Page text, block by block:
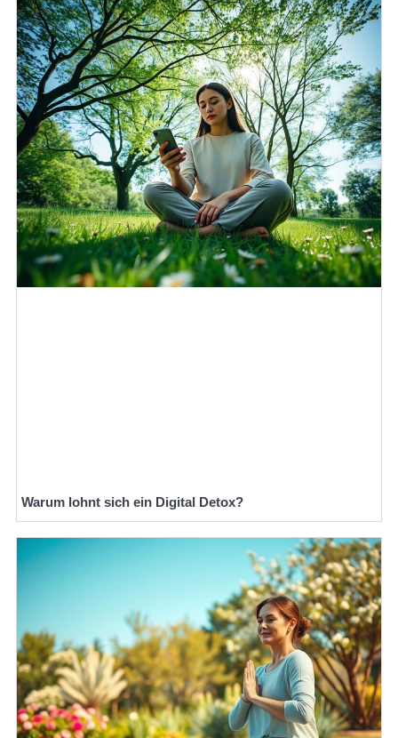
Warum lohnt sich ein Digital Detox?